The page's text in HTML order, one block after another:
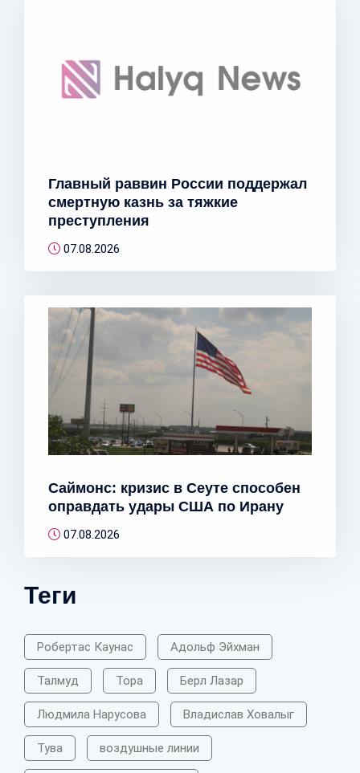
Главный раввин России поддержал
смертную казнь за тяжкие
преступления
07.08.2026
Саймонс: кризис в Сеуте способен
оправдать удары США по Ирану
07.08.2026
Теги
Робертас Каунас Адольф Эйхман
Талмуд Тора Берл Лазар
Людмила Нарусова Владислав Ховалыг
Тува воздушные линии